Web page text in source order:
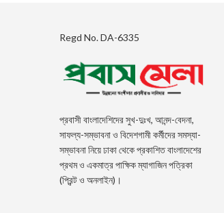
Regd No. DA-6335
প্রবাসী বাংলাদেশিদের সুখ-দুঃখ, আনন্দ-বেদনা,
সাফল্য-সম্ভাবনা ও বিদেশগামী কর্মীদের সমস্যা-
সম্ভাবনা নিয়ে ঢাকা থেকে প্রকাশিত বাংলাদেশের
প্রথম ও একমাত্র পাক্ষিক ম্যাগাজিন পত্রিকা
(প্রিন্ট ও অনলাইন)।